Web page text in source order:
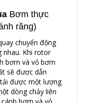
Bơm thực
răng)
chuyển động
nhau. Khi rotor
bơm và vỏ bơm
sẽ được dẫn
được một lượng
dòng chảy liên